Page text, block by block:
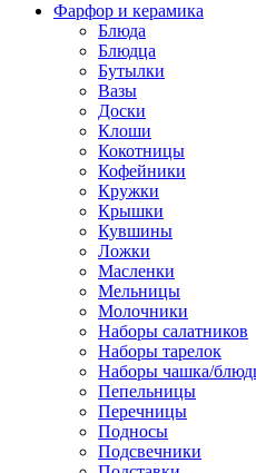
Фарфор и керамика
Блюда
Блюдца
Бутылки
Вазы
Доски
Клоши
Кокотницы
Кофейники
Кружки
Крышки
Кувшины
Ложки
Масленки
Мельницы
Молочники
Наборы салатников
Наборы тарелок
Наборы чашка/
Пепельницы
Перечницы
Подносы
Подсвечники